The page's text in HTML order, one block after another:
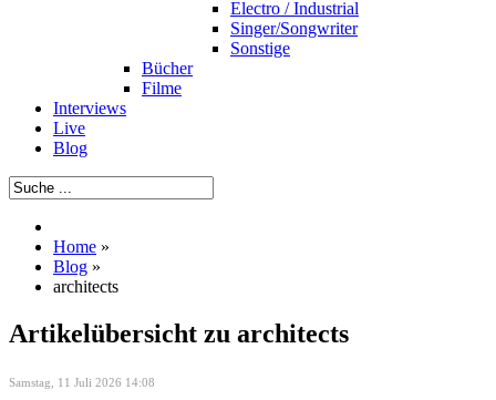
Electro / Industrial
Singer/Songwriter
Sonstige
Bücher
Filme
Interviews
Live
Blog
Home »
Blog »
architects
Artikelübersicht zu architects
Samstag, 11 Juli 2026 14:08